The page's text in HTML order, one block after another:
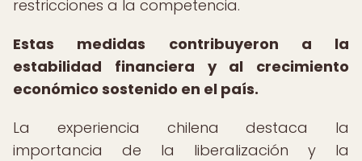
restricciones a la competencia.
Estas medidas contribuyeron a la
estabilidad financiera y al crecimiento
económico sostenido en el país.
La experiencia chilena destaca la
importancia de la liberalización y la